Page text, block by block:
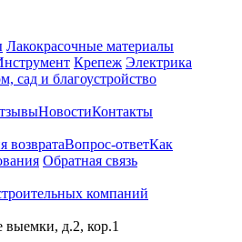
Лакокрасочные материалы
Крепеж Электрика
сад и благоустройство
НовостиКонтакты
возвратаВопрос-ответКак
Обратная связь
компаний
д.2, кор.1